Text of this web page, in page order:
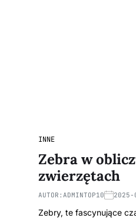
INNE
Zebra w
zwierzętach
AUTOR: ADMINTOP10 2025-
Zebry, te fascynujące